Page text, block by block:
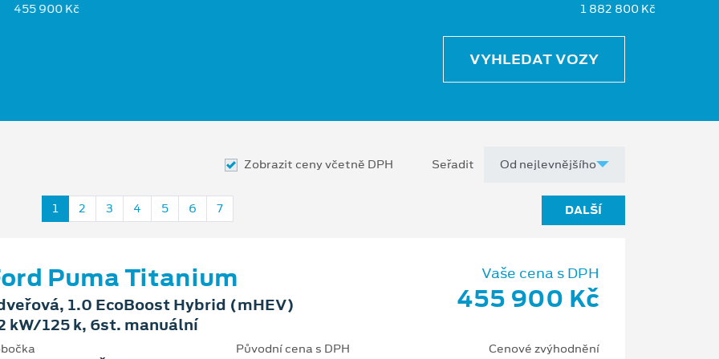
455 900 Kč 1 882 800 Kč
VYHLEDAT VOZY
Zobrazit ceny včetně DPH Seřadit
1 2 3 4 5 6 7 DALŠÍ
Puma Titanium
1.0 EcoBoost Hybrid (mHEV)
kW/125 k, 6st. manuální
Vaše cena s DPH
455 900 Kč
Původní cena s DPH Cenové zvýhodnění